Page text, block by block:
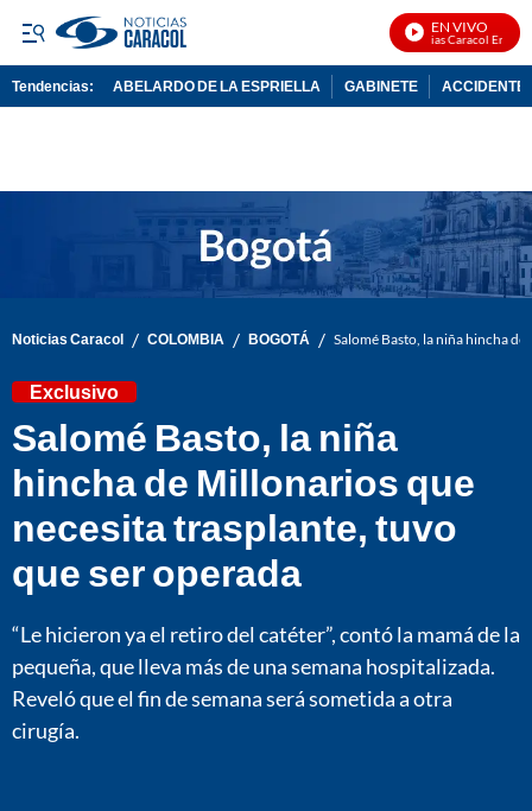
EN VIVO
Noticias Caracol En Vivo
Tendencias: ABELARDO DE LA ESPRIELLA GABINETE ACCIDENTE
Noticias Caracol / COLOMBIA / BOGOTÁ / Salomé Basto, la niña hincha
Exclusivo
Salomé Basto, la niña
hincha de Millonarios que
necesita trasplante, tuvo
que ser operada
“Le hicieron ya el retiro del catéter”, contó la mamá de la
pequeña, que lleva más de una semana hospitalizada.
Reveló que el fin de semana será sometida a otra
cirugía.